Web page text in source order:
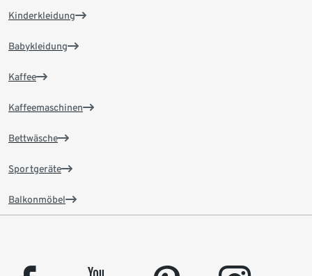
Kinderkleidung
Babykleidung
Kaffee
Kaffeemaschinen
Bettwäsche
Sportgeräte
Balkonmöbel